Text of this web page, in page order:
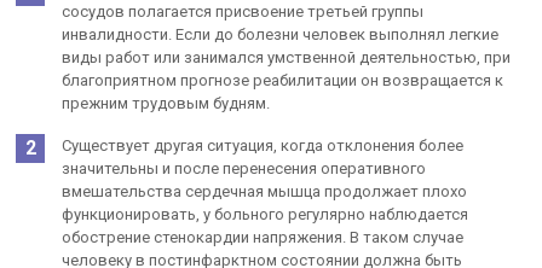
сосудов полагается присвоение третьей группы
инвалидности. Если до болезни человек выполнял легкие
виды работ или занимался умственной деятельностью, при
благоприятном прогнозе реабилитации он возвращается к
прежним трудовым будням.
Существует другая ситуация, когда отклонения более
значительны и после перенесения оперативного
вмешательства сердечная мышца продолжает плохо
функционировать, у больного регулярно наблюдается
обострение стенокардии напряжения. В таком случае
человеку в постинфарктном состоянии должна быть